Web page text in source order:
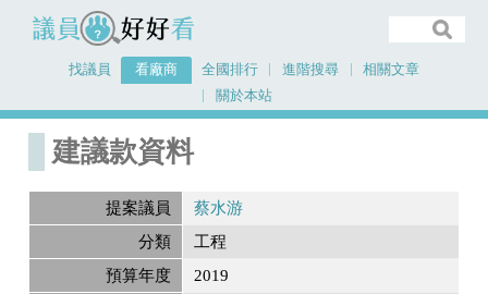
議員好好看
找議員 看廠商 全國排行 進階搜尋
相關文章
關於本站
首頁
建議款資料
提案議員
蔡水游
分類
工程
預算年度
2019